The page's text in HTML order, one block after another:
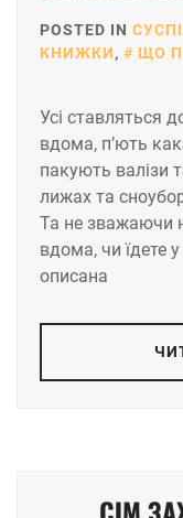
POSTED IN
КНИЖКИ, ЩО
Усі ставляться
вдома, п’ють
пакують валізи
лижах та
Та не зважаючи
вдома, чи їдете
описана